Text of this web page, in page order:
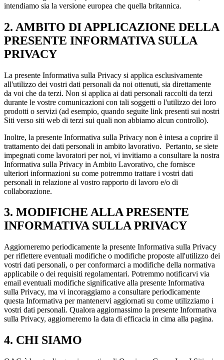
intendiamo sia la versione europea che quella britannica.
2. AMBITO DI APPLICAZIONE DELLA
PRESENTE INFORMATIVA SULLA
PRIVACY
La presente Informativa sulla Privacy si applica esclusivamente
all'utilizzo dei vostri dati personali da noi ottenuti, sia direttamente
da voi che da terzi. Non si applica ai dati personali raccolti da terzi
durante le vostre comunicazioni con tali soggetti o l'utilizzo dei loro
prodotti o servizi (ad esempio, quando seguite link presenti sui nostri
Siti verso siti web di terzi sui quali non abbiamo alcun controllo).
Inoltre, la presente Informativa sulla Privacy non è intesa a coprire il
trattamento dei dati personali in ambito lavorativo. Pertanto, se siete
impegnati come lavoratori per noi, vi invitiamo a consultare la nostra
Informativa sulla Privacy in Ambito Lavorativo, che fornisce
ulteriori informazioni su come potremmo trattare i vostri dati
personali in relazione al vostro rapporto di lavoro e/o di
collaborazione.
3. MODIFICHE ALLA PRESENTE
INFORMATIVA SULLA PRIVACY
Aggiorneremo periodicamente la presente Informativa sulla Privacy
per riflettere eventuali modifiche o modifiche proposte all'utilizzo dei
vostri dati personali, o per conformarci a modifiche della normativa
applicabile o dei requisiti regolamentari. Potremmo notificarvi via
email eventuali modifiche significative alla presente Informativa
sulla Privacy, ma vi incoraggiamo a consultare periodicamente
questa Informativa per mantenervi aggiornati su come utilizziamo i
vostri dati personali. Qualora aggiornassimo la presente Informativa
sulla Privacy, aggiorneremo la data di efficacia in cima alla pagina.
4. CHI SIAMO